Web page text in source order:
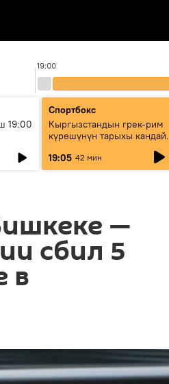
19:00
19:00
Спортбокс
Кыргызстандын грек-рим
күрөшүнүн тарыхы кандай
19:05 42 мин
—
сбил 5
в